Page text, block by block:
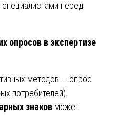
перед
опросов в экспертизе
методов — опрос
потребителей).
знаков может